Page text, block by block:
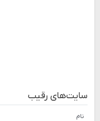
سایت‌های رقیب
نام